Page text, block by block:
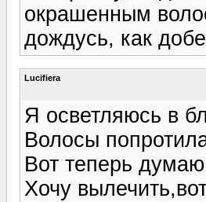
окрашенным
дождусь, как
Lucifiera
Я осветляюсь в
Волосы
Вот теперь
Хочу